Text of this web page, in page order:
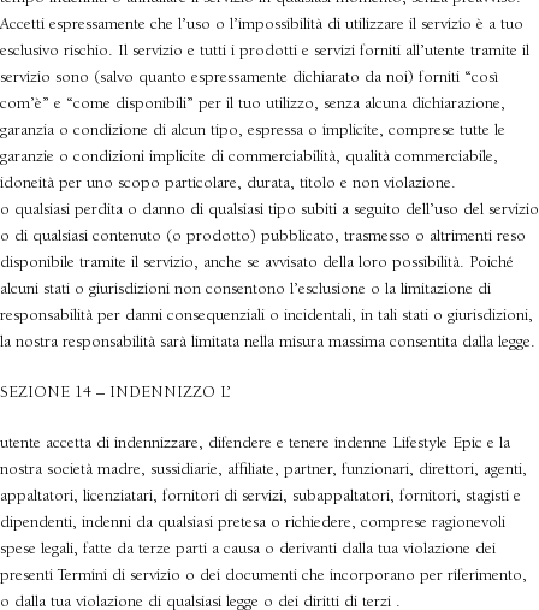
Accetti espressamente che l’uso o l’impossibilità di utilizzare il servizio è a tuo
esclusivo rischio. Il servizio e tutti i prodotti e servizi forniti all’utente tramite il
servizio sono (salvo quanto espressamente dichiarato da noi) forniti “così
com’è” e “come disponibili” per il tuo utilizzo, senza alcuna dichiarazione,
garanzia o condizione di alcun tipo, espressa o implicite, comprese tutte le
garanzie o condizioni implicite di commerciabilità, qualità commerciabile,
idoneità per uno scopo particolare, durata, titolo e non violazione.
o qualsiasi perdita o danno di qualsiasi tipo subiti a seguito dell’uso del servizio
o di qualsiasi contenuto (o prodotto) pubblicato, trasmesso o altrimenti reso
disponibile tramite il servizio, anche se avvisato della loro possibilità. Poiché
alcuni stati o giurisdizioni non consentono l’esclusione o la limitazione di
responsabilità per danni consequenziali o incidentali, in tali stati o giurisdizioni,
la nostra responsabilità sarà limitata nella misura massima consentita dalla legge.
SEZIONE 14 – INDENNIZZO L’
utente accetta di indennizzare, difendere e tenere indenne Lifestyle Epic e la
nostra società madre, sussidiarie, affiliate, partner, funzionari, direttori, agenti,
appaltatori, licenziatari, fornitori di servizi, subappaltatori, fornitori, stagisti e
dipendenti, indenni da qualsiasi pretesa o richiedere, comprese ragionevoli
spese legali, fatte da terze parti a causa o derivanti dalla tua violazione dei
presenti Termini di servizio o dei documenti che incorporano per riferimento,
o dalla tua violazione di qualsiasi legge o dei diritti di terzi .